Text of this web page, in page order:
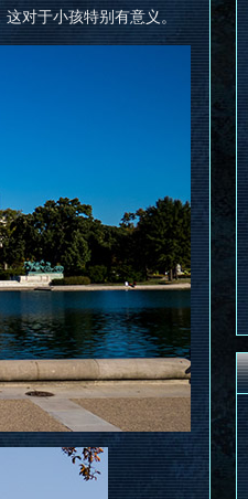
对于小孩特别有意义。